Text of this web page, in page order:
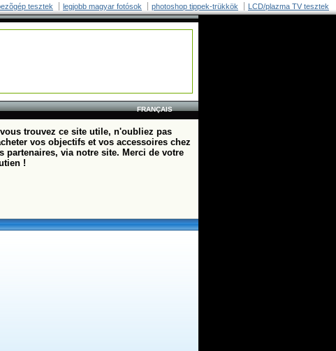
tesztek legjobb magyar fotósok photoshop tippek-trükkök LCD/plazma TV tesztek
FRANÇAIS
trouvez ce site utile, n'oubliez pas
vos objectifs et vos accessoires chez
partenaires, via notre site. Merci de votre
!